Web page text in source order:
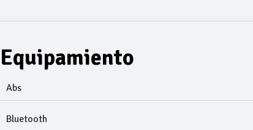
Equipamiento
Abs
Bluetooth